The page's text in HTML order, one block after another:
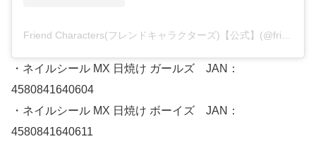
・ネイルシール MX 日焼け ガールズ JAN：
4580841640604
・ネイルシール MX 日焼け ボーイズ JAN：
4580841640611